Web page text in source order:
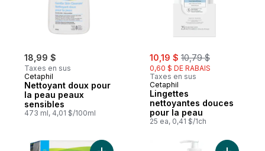
18,99 $
Taxes en sus
Cetaphil
Nettoyant doux pour
la peau peaux
sensibles
473 ml, 4,01 $/100ml
sale:
10,19 $ , formerly:
10,79 $
0,60 $ DE RABAIS
Taxes en sus
Cetaphil
Lingettes
nettoyantes douces
pour la peau
25 ea, 0,41 $/1ch